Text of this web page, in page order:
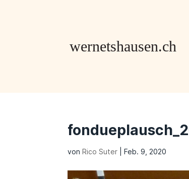
vonRico Suter |Feb. 9, 2020